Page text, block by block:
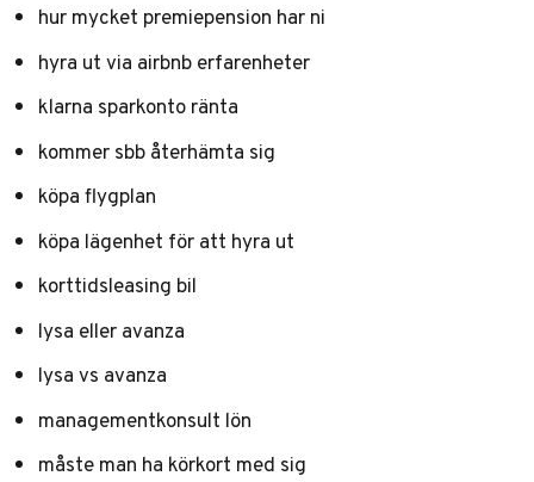
hur mycket premiepension har ni
hyra ut via airbnb erfarenheter
klarna sparkonto ränta
kommer sbb återhämta sig
köpa flygplan
köpa lägenhet för att hyra ut
korttidsleasing bil
lysa eller avanza
lysa vs avanza
managementkonsult lön
måste man ha körkort med sig